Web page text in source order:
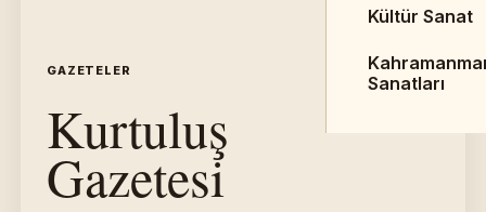
Halk
Divan
Kültür Sanat
Sanatları
GAZETELER İÇERIK 19
Kurtuluş
Gazetesi